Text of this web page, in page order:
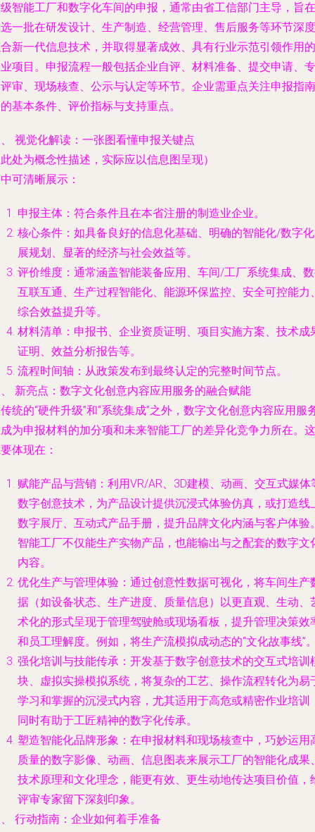
智能工厂和数字化车间的申报，通常由省工信部门主导，旨在
一批在研发设计、生产制造、经营管理、售后服务等环节深度
新一代信息技术，并取得显著成效、具有行业示范引领作用的
项目。申报流程一般包括企业自评、材料准备、提交申请、专
审、现场核查、公示与认定等环节。企业需重点关注申报指南
基本条件、评价指标与支持重点。
视觉化解读：一张图看懂申报关键点
处为概念性描述，实际应以信息图呈现）
可清晰展示：
申报主体 ：符合条件且在本省注册的制造业企业。
核心条件 ：如具备良好的信息化基础、明确的智能化/数字
展规划、显著的经济与社会效益等。
评价维度 ：通常涵盖智能装备应用、车间/工厂系统集成、
互联互通、生产过程智能化、能源环保监控、安全可控能力
综合效益提升等。
材料清单 ：申报书、企业资质证明、项目实施方案、技术成
证明、效益分析报告等。
流程时间轴 ：从政策发布到最终认定的完整时间节点。
新亮点：数字文化创意内容应用服务的融合赋能
统的“硬件升级”和“系统集成”之外，数字文化创意内容应用服
为申报材料的加分项和未来智能工厂的差异化竞争力所在。这
体现在：
赋能产品与营销 ：利用VR/AR、3D建模、动画、交互式媒体
数字创意技术，为产品设计提供沉浸式体验仿真，或打造线
数字展厅、互动式产品手册，提升品牌文化内涵与客户体验
智能工厂不仅能生产实物产品，也能输出与之配套的数字文
内容。
优化生产与管理体验 ：通过创意性数据可视化，将车间生产
据（如设备状态、生产进度、质量信息）以更直观、生动、
术化的形式呈现于管理驾驶舱或现场看板，提升管理决策效
和员工理解度。例如，将生产流模拟成动态的“文化故事线”
强化培训与技能传承 ：开发基于数字创意技术的交互式培训
块、虚拟实操模拟系统，将复杂的工艺、操作流程转化为易
学习和掌握的沉浸式内容，尤其适用于高危或精密作业培训
同时有助于工匠精神的数字化传承。
塑造智能化品牌形象 ：在申报材料和现场核查中，巧妙运用
质量的数字影像、动画、信息图表来展示工厂的智能化成果
技术原理和文化理念，能更有效、更生动地传达项目价值，
评审专家留下深刻印象。
行动指南：企业如何着手准备